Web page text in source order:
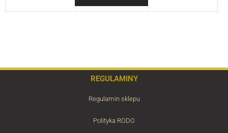
REGULAMINY
Regulamin sklepu
Polityka RODO